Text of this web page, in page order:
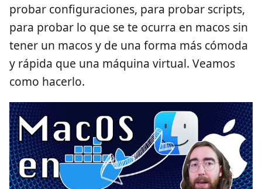
probar configuraciones, para probar scripts,
para probar lo que se te ocurra en macos sin
tener un macos y de una forma más cómoda
y rápida que una máquina virtual. Veamos
como hacerlo.